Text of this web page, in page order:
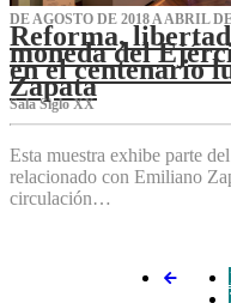
DE AGOSTO DE 2018 A ABRIL
Reforma,
moneda del
en el centenario
Zapata
Sala Siglo XX
Esta muestra exhibe parte
relacionado con Emiliano
circulación…